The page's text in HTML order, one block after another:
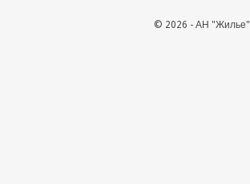
© 2026 - АН "Жилье"